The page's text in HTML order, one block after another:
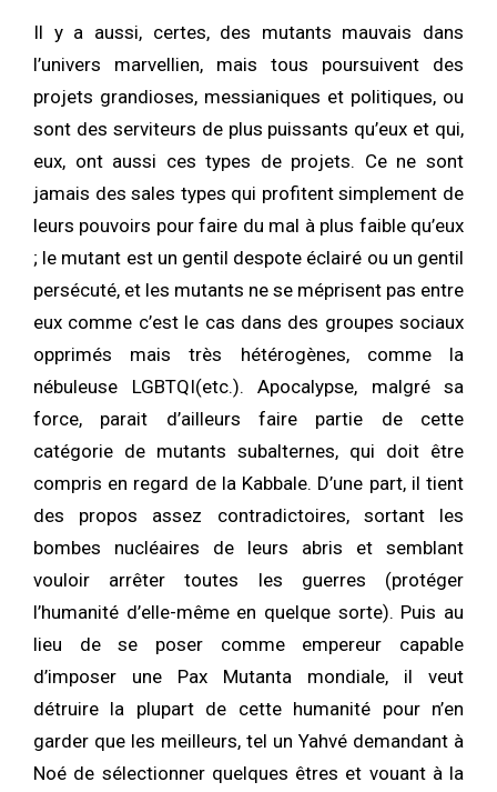
Il y a aussi, certes, des mutants mauvais dans
l’univers marvellien, mais tous poursuivent des
projets grandioses, messianiques et politiques, ou
sont des serviteurs de plus puissants qu’eux et qui,
eux, ont aussi ces types de projets. Ce ne sont
jamais des sales types qui profitent simplement de
leurs pouvoirs pour faire du mal à plus faible qu’eux
; le mutant est un gentil despote éclairé ou un gentil
persécuté, et les mutants ne se méprisent pas entre
eux comme c’est le cas dans des groupes sociaux
opprimés mais très hétérogènes, comme la
nébuleuse LGBTQI(etc.). Apocalypse, malgré sa
force, parait d’ailleurs faire partie de cette
catégorie de mutants subalternes, qui doit être
compris en regard de la Kabbale. D’une part, il tient
des propos assez contradictoires, sortant les
bombes nucléaires de leurs abris et semblant
vouloir arrêter toutes les guerres (protéger
l’humanité d’elle-même en quelque sorte). Puis au
lieu de se poser comme empereur capable
d’imposer une Pax Mutanta mondiale, il veut
détruire la plupart de cette humanité pour n’en
garder que les meilleurs, tel un Yahvé demandant à
Noé de sélectionner quelques êtres et vouant à la